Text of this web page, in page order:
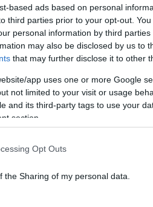
based ads based on personal
third parties prior to your opt-out.
personal information by third parties
may also be disclosed by us to
that may further disclose it to other
app uses one or more Google
not limited to your visit or usage
and its third-party tags to use your
section.
Opt Outs
the Sharing of my personal data.